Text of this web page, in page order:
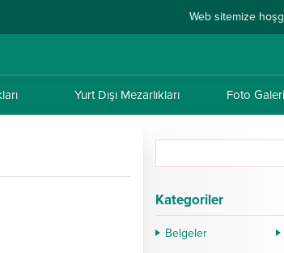
Web sitemize
Yurt Dışı Mezarlıkları Foto Galeri
Kategoriler
Belgeler